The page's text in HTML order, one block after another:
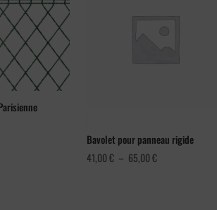
Bavolet pour panneau rigide
41,00€ – 65,00€Plage